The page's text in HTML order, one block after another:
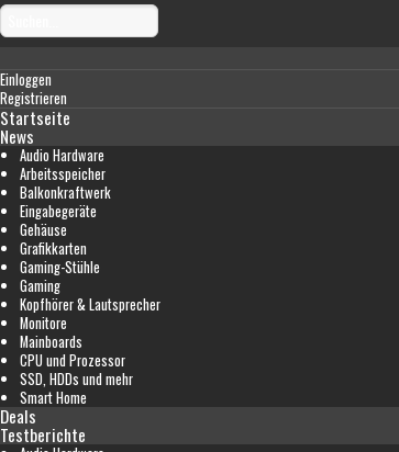
Einloggen
Registrieren
Startseite
News
Audio Hardware
Arbeitsspeicher
Balkonkraftwerk
Eingabegeräte
Gehäuse
Grafikkarten
Gaming-Stühle
Gaming
Kopfhörer & Lautsprecher
Monitore
Mainboards
CPU und Prozessor
SSD, HDDs und mehr
Smart Home
Deals
Testberichte